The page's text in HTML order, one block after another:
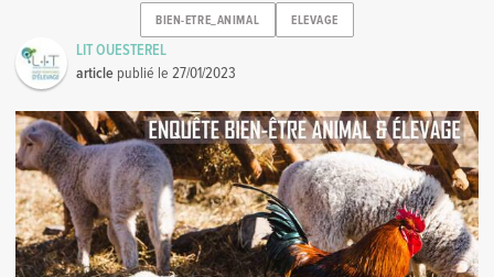
BIEN-ETRE_ANIMAL ELEVAGE
LIT OUESTEREL
article publié le27/01/2023